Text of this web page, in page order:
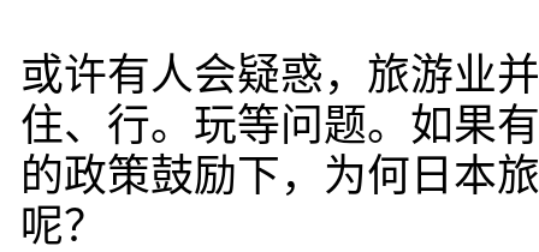
或许有人会疑惑，旅游业
住、行。玩等问题。如果
的政策鼓励下，为何日本
呢？